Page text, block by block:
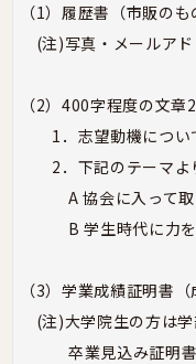
（1）履歴書（市販の
(注)写真・メールア
（2）400字程度の文
1．志望動機につい
2．下記のテーマよ
A 協会に入って取
B 学生時代に力を
（3）学業成績証明書
(注)大学院生の方は
卒業見込み証明書